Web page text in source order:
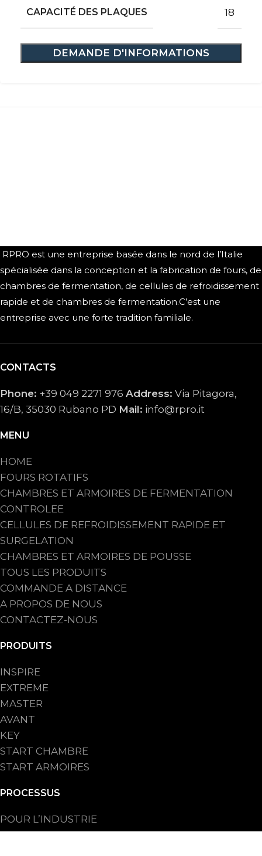
CAPACITÉ DES PLAQUES 18
DEMANDE D'INFORMATIONS
RPRO est une entreprise basée dans le nord de l’Italie
spécialisée dans la conception et la fabrication de fours, de
chambres de fermentation, de cellules de refroidissement
rapide et de chambres de fermentation.C’est une
entreprise avec une forte tradition familiale.
CONTACTS
Phone: +39 049 2271 976 Address: Via Pitagora,
16/B, 35030 Rubano PD Mail: info@rpro.it
MENU
HOME
FOURS ROTATIFS
CHAMBRES ET ARMOIRES DE FERMENTATION
CONTROLEE
CELLULES DE REFROIDISSEMENT RAPIDE ET
SURGELATION
CHAMBRES ET ARMOIRES DE POUSSE
TOUS LES PRODUITS
COMMANDE A DISTANCE
A PROPOS DE NOUS
CONTACTEZ-NOUS
PRODUITS
INSPIRE
EXTREME
MASTER
AVANT
KEY
START CHAMBRE
START ARMOIRES
PROCESSUS
POUR L’INDUSTRIE
POUR LA BOULANGERIE ARTISANALE